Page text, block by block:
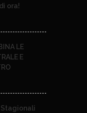
ora!
LE
E
Stagionali